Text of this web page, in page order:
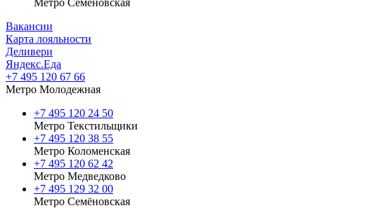
Метро Семёновская
Вакансии
Карта лояльности
Деливери
Яндекс.Еда
+7 495 120 67 66
Метро Молодежная
+7 495 120 24 50
Метро Текстильщики
+7 495 120 38 55
Метро Коломенская
‎+7 495 120 62 42
Метро Медведково
+7 495 129 32 00
Метро Семёновская